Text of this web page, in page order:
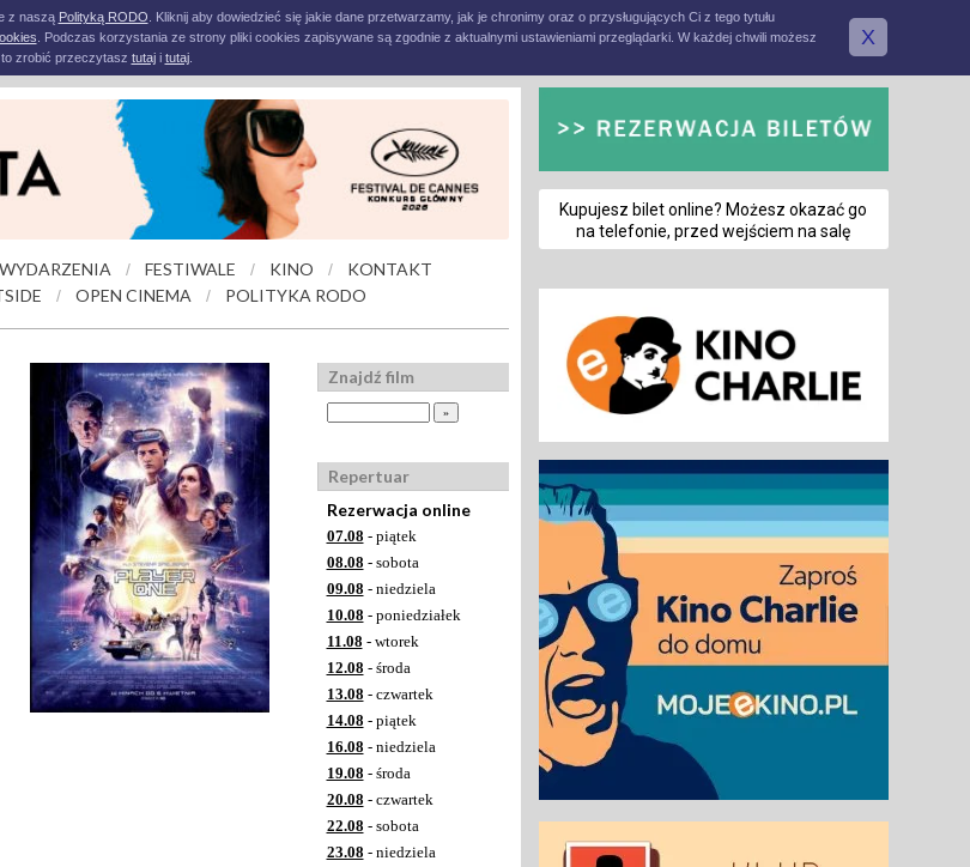
z naszą Polityką RODO . Kliknij aby dowiedzieć się jakie dane przetwarzamy, jak je chronimy oraz o przysługujących Ci z tego tytułu
. Podczas korzystania ze strony pliki cookies zapisywane są zgodnie z aktualnymi ustawieniami przeglądarki. W każdej chwili możesz
zrobić przeczytasz tutaji tutaj.
X
WYDARZENIA / FESTIWALE / KINO /
KONTAKT
/ OPEN CINEMA / POLITYKA RODO
Znajdź film
Repertuar
Rezerwacja online
07.08 - piątek
08.08 - sobota
09.08 - niedziela
10.08 - poniedziałek
11.08 - wtorek
12.08 - środa
13.08 - czwartek
14.08 - piątek
16.08 - niedziela
19.08 - środa
20.08 - czwartek
22.08 - sobota
23.08 - niedziela
Kupujesz bilet online? Możesz okazać go
na telefonie, przed wejściem na salę